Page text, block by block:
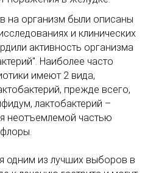
на организм были описаны
и клинических
активность организма
Наиболее часто
имеют 2 вида,
прежде всего,
лактобактерий –
неотъемлемой частью
одним из лучших выборов в